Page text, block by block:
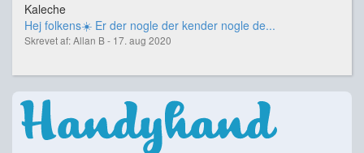
Kaleche
Hej folkens☀️ Er der nogle der kender nogle de...
Skrevet af: Allan B - 17. aug 2020